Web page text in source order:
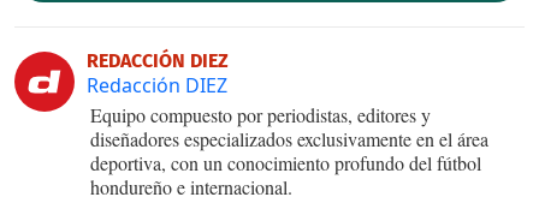
REDACCIÓN DIEZ
Redacción DIEZ
Equipo compuesto por periodistas, editores y
diseñadores especializados exclusivamente en el área
deportiva, con un conocimiento profundo del fútbol
hondureño e internacional.